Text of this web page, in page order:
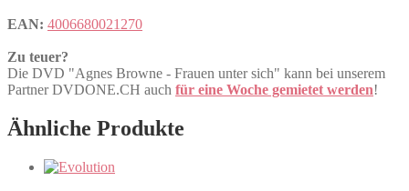
EAN: 4006680021270
Zu teuer?
Die DVD "Agnes Browne - Frauen unter sich" kann bei unserem
Partner DVDONE.CH auch für eine Woche gemietet werden!
Ähnliche Produkte